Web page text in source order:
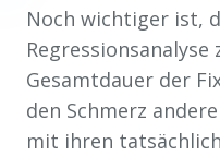
Noch wichtiger ist,
Regressionsanalyse
Gesamtdauer der
den Schmerz
mit ihren